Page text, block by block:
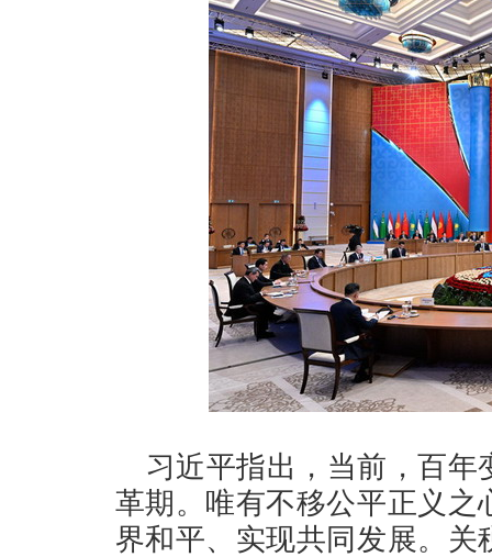
习近平指出，当前，百
革期。唯有不移公平正义
界和平、实现共同发展。